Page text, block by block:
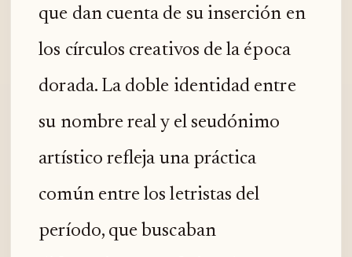
que dan cuenta de su inserción en
los círculos creativos de la época
dorada. La doble identidad entre
su nombre real y el seudónimo
artístico refleja una práctica
común entre los letristas del
período, que buscaban